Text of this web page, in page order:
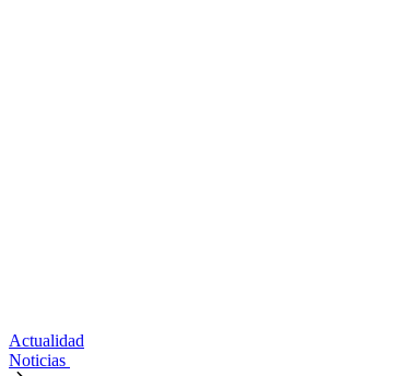
Actualidad
Noticias